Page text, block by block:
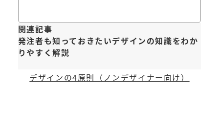
関連記事
発注者も知っておきたいデザインの知識をわか
りやすく解説
デザインの4原則（ノンデザイナー向け）